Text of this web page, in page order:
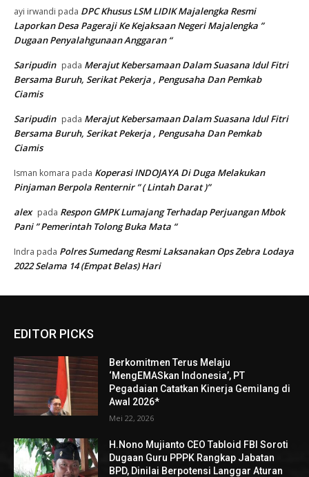
ayi irwandi pada DPC Khusus LSM LIDIK Majalengka Resmi
Laporkan Desa Pageraji Ke Kejaksaan Negeri Majalengka ”
Dugaan Penyalahgunaan Anggaran “
Saripudin pada Merajut Kebersamaan Dalam Suasana Idul Fitri
Bersama Buruh, Serikat Pekerja , Pengusaha Dan Pemkab
Ciamis
Saripudin pada Merajut Kebersamaan Dalam Suasana Idul Fitri
Bersama Buruh, Serikat Pekerja , Pengusaha Dan Pemkab
Ciamis
Isman komara pada Koperasi INDOJAYA Di Duga Melakukan
Pinjaman Berpola Renternir ” ( Lintah Darat )”
alex pada Respon GMPK Lumajang Terhadap Perjuangan Mbok
Pani ” Pemerintah Tolong Buka Mata “
Indra pada Polres Sumedang Resmi Laksanakan Ops Zebra Lodaya
2022 Selama 14 (Empat Belas) Hari
EDITOR PICKS
Berkomitmen Terus Melaju
‘MengEMASkan Indonesia’, PT
Pegadaian Catatkan Kinerja Gemilang di
Awal 2026*
Mei 22, 2026
H.Nono Mujianto CEO Tabloid FBI Soroti
Dugaan Guru PPPK Rangkap Jabatan
BPD, Dinilai Berpotensi Langgar Aturan